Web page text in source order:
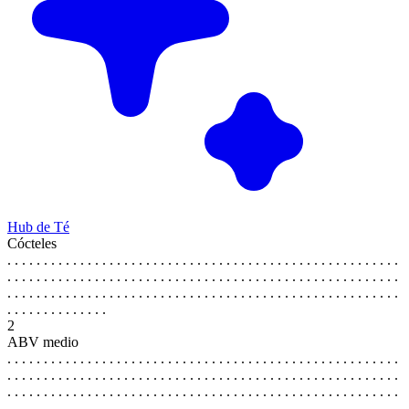
Hub de Té
Cócteles
. . . . . . . . . . . . . . . . . . . . . . . . . . . . . . . . . . . . . . . . . . . . . . . . . . . . . .
. . . . . . . . . . . . . . . . . . . . . . . . . . . . . . . . . . . . . . . . . . . . . . . . . . . . . .
. . . . . . . . . . . . . . . . . . . . . . . . . . . . . . . . . . . . . . . . . . . . . . . . . . . . . .
. . . . . . . . . . . . . .
2
ABV medio
. . . . . . . . . . . . . . . . . . . . . . . . . . . . . . . . . . . . . . . . . . . . . . . . . . . . . .
. . . . . . . . . . . . . . . . . . . . . . . . . . . . . . . . . . . . . . . . . . . . . . . . . . . . . .
. . . . . . . . . . . . . . . . . . . . . . . . . . . . . . . . . . . . . . . . . . . . . . . . . . . . . .